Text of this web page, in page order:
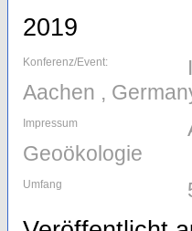
2019
Konferenz/Event:
Aachen ,
Impressum
Geoökologie
Umfang